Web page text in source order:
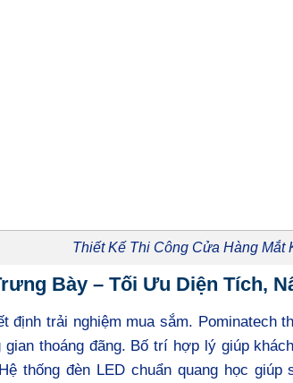
Thiết Kế Thi Công Cửa Hàng Mắt
Bày – Tối Ưu Diện Tích,
định trải nghiệm mua sắm. Pominatech
gian thoáng đãng. Bố trí hợp lý giúp
thống đèn LED chuẩn quang học